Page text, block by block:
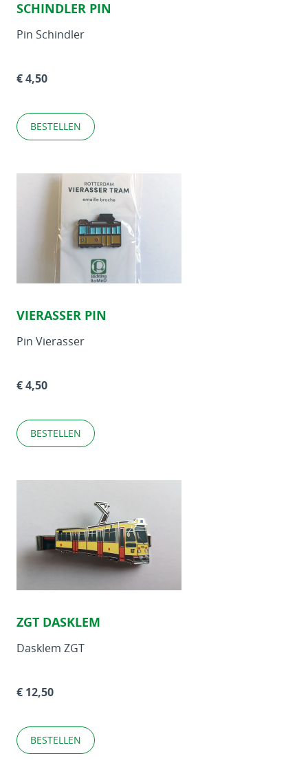
SCHINDLER PIN
Pin Schindler
€ 4,50
BESTELLEN
VIERASSER PIN
Pin Vierasser
€ 4,50
BESTELLEN
ZGT DASKLEM
Dasklem ZGT
€ 12,50
BESTELLEN